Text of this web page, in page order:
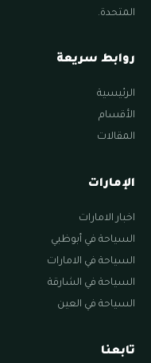
المتحدة.
روابط سريعة
الرئيسية
الأقسام
المقالات
الإمارات
اخبار الامارات
السياحة في أبوظبي
السياحة في الامارات
السياحة في الشارقة
السياحة في العين
تابعنا